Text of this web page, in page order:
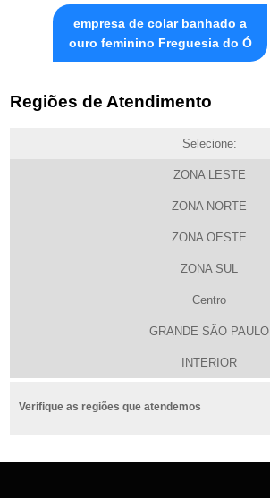
empresa de colar banhado a
ouro feminino Freguesia do Ó
Regiões de Atendimento
Selecione:
ZONA LESTE
ZONA NORTE
ZONA OESTE
ZONA SUL
Centro
GRANDE SÃO PAULO
INTERIOR
Verifique as regiões que atendemos